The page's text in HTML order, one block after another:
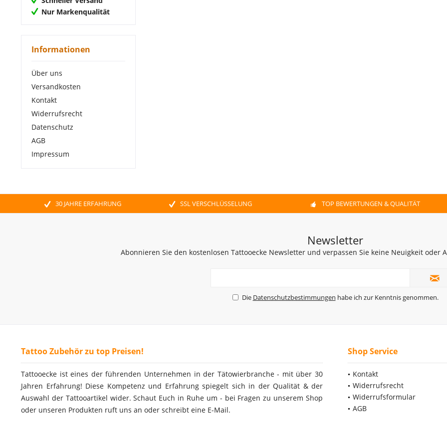
Nur Markenqualität
Informationen
Über uns
Versandkosten
Kontakt
Widerrufsrecht
Datenschutz
AGB
Impressum
30 JAHRE ERFAHRUNG SSL VERSCHLÜSSELUNG TOP BEWERTUNGEN & QUALITÄT
Newsletter
Abonnieren Sie den kostenlosen Tattooecke Newsletter und verpassen Sie keine Neuigkeit oder
Die Datenschutzbestimmungen habe ich zur Kenntnis genommen.
Tattoo Zubehör zu top Preisen!
Tattooecke ist eines der führenden Unternehmen in der Tätowierbranche - mit über 30
Jahren Erfahrung! Diese Kompetenz und Erfahrung spiegelt sich in der Qualität & der
Auswahl der Tattooartikel wider. Schaut Euch in Ruhe um - bei Fragen zu unserem Shop
oder unseren Produkten ruft uns an oder schreibt eine E-Mail.
Shop Service
Kontakt
Widerrufsrecht
Widerrufsformular
AGB